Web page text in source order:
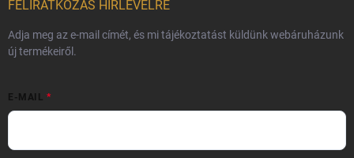
FELIRATKOZÁS HÍRLEVÉLRE
Adja meg az e-mail címét, és mi tájékoztatást küldünk webáruházunk
új termékeiről.
E-MAIL